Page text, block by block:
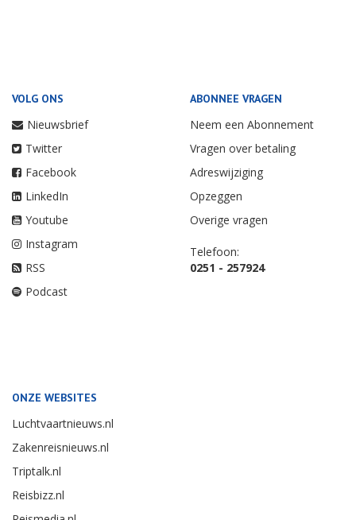
VOLG ONS
Nieuwsbrief
Twitter
Facebook
LinkedIn
Youtube
Instagram
RSS
Podcast
ABONNEE VRAGEN
Neem een Abonnement
Vragen over betaling
Adreswijziging
Opzeggen
Overige vragen
Telefoon:
0251 - 257924
ONZE WEBSITES
Luchtvaartnieuws.nl
Zakenreisnieuws.nl
Triptalk.nl
Reisbizz.nl